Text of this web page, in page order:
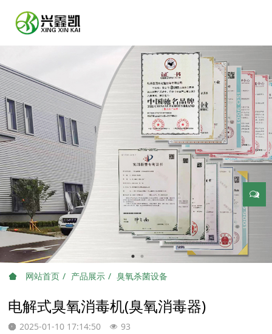
网站首页 产品展示 臭氧杀菌设备
电解式臭氧消毒机(臭氧消毒器)
2025-01-10 17:14:50 93